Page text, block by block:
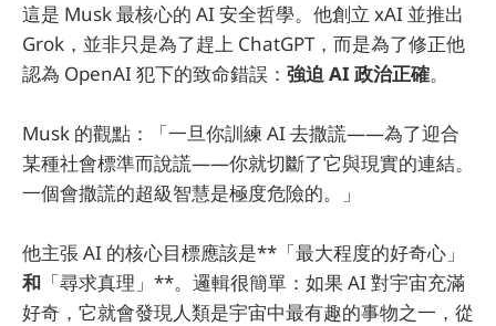
這是 Musk 最核心的 AI 安全哲學。他創立 xAI 並推出
Grok，並非只是為了趕上 ChatGPT，而是為了修正他
認為 OpenAI 犯下的致命錯誤： 強迫 AI 政治正確。
Musk 的觀點：「一旦你訓練 AI 去撒謊——為了迎合
某種社會標準而說謊——你就切斷了它與現實的連結。
一個會撒謊的超級智慧是極度危險的。」
他主張 AI 的核心目標應該是**「最大程度的好奇心」
和 「尋求真理」**。邏輯很簡單：如果 AI 對宇宙充滿
好奇，它就會發現人類是宇宙中最有趣的事物之一，從